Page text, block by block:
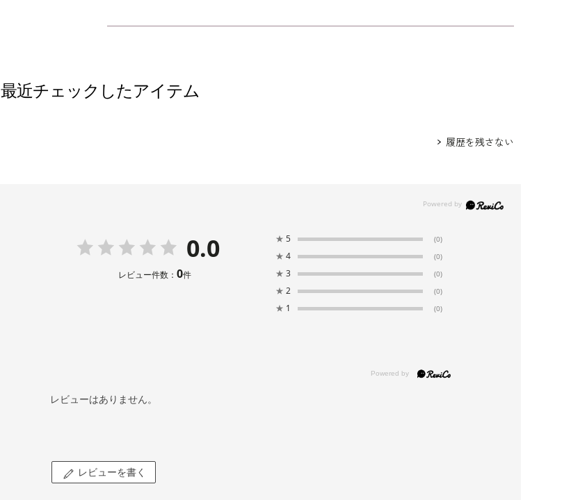
最近チェックしたアイテム
履歴を残さない
0.0
レビュー件数： 0件
★ 5 (0)
★ 4 (0)
★ 3 (0)
★ 2 (0)
★ 1 (0)
レビューはありません。
レビューを書く